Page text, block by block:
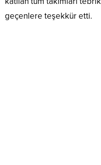
geçenlere teşekkür etti.